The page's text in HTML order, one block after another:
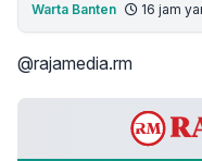
Warta Banten 16 jam
@rajamedia.rm